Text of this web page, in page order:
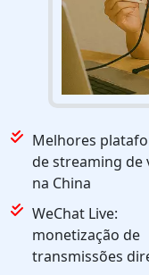
Melhores
de streaming de
na China
WeChat Live:
monetização de
transmissões